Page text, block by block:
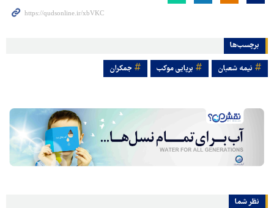
برچسب‌ها
نیمه شعبان برپایی موکب جمکران
نظر شما